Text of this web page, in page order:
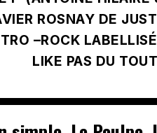
ROSNAY DE
–ROCK
LIKE PAS DU